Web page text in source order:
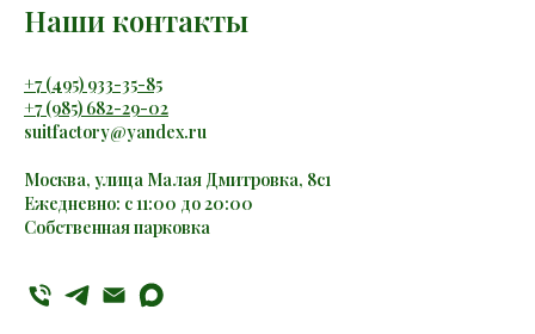
Наши контакты
+7 (495) 933-35-85
+7 (985) 682-29-02
suitfactory@yandex.ru
Москва, улица Малая Дмитровка, 8с1
Ежедневно: с 11:00 до 20:00
Собственная парковка